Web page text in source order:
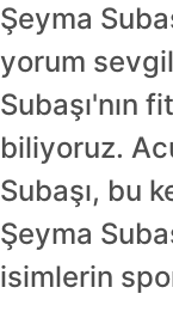
Şeyma
yorum
Subaşı'nın
biliyoruz.
Subaşı, bu
Şeyma
isimlerin